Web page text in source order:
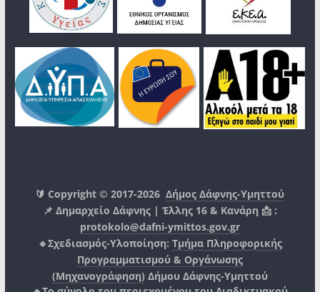
🔰 Copyright © 2017-2026Δήμος Δάφνης-Υμηττού
📌 Δημαρχείο Δάφνης | Έλλης 16 & Κανάρη 📩 :
protokolo@dafni-ymittos.gov.gr
🔹Σχεδιασμός-Υλοποίηση: Τμήμα Πληροφορικής
Προγραμματισμού & Οργάνωσης
(Μηχανογράφηση) Δήμου Δάφνης-Υμηττού